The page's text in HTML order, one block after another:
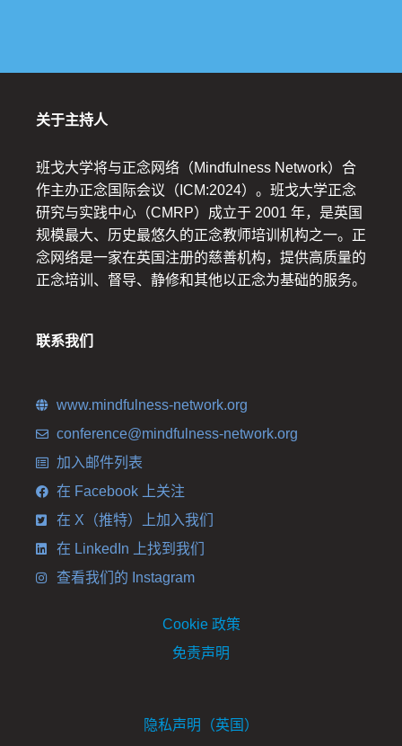
关于主持人
班戈大学将与正念网络（Mindfulness Network）合
作主办正念国际会议（ICM:2024）。班戈大学正念
研究与实践中心（CMRP）成立于 2001 年，是英国
规模最大、历史最悠久的正念教师培训机构之一。正
念网络是一家在英国注册的慈善机构，提供高质量的
正念培训、督导、静修和其他以正念为基础的服务。
联系我们
www.mindfulness-network.org
conference@mindfulness-network.org
加入邮件列表
在 Facebook 上关注
在 X（推特）上加入我们
在 LinkedIn 上找到我们
查看我们的 Instagram
Cookie 政策
免责声明
隐私声明（英国）